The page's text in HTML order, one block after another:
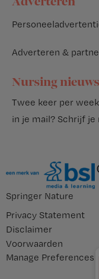
Adverteren &
Nursing
Twee keer per
in je mail? Schrijf je
Springer Nature
Privacy Statement
Disclaimer
Voorwaarden
Manage Preferences